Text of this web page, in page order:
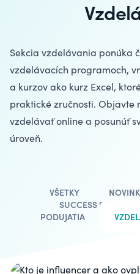
Sekcia vzdelávania ponúka
vzdelávacích programoch,
a kurzov ako kurz Excel,
praktické zručnosti. Objavte
vzdelávať online a posunúť
úroveň.
VŠETKY
SUCCESS STORIES
PODUJATIA